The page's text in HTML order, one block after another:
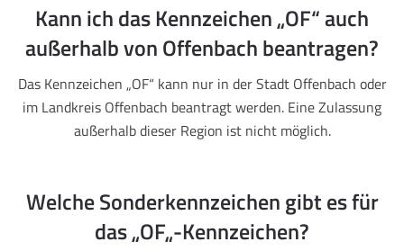
Kann ich das Kennzeichen „OF“ auch
außerhalb von Offenbach beantragen?
Das Kennzeichen „OF“ kann nur in der Stadt Offenbach oder
im Landkreis Offenbach beantragt werden. Eine Zulassung
außerhalb dieser Region ist nicht möglich.
Welche Sonderkennzeichen gibt es für
das „OF„-Kennzeichen?